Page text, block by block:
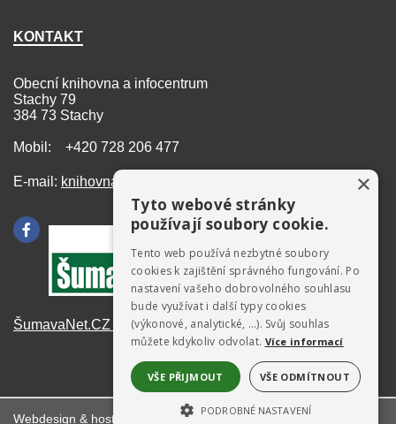
KONTAKT
Obecní knihovna a infocentrum
Stachy 79
384 73 Stachy
Mobil: +420 728 206 477
E-mail: knihovna@stachy.net
ŠumavaNet.CZ - informace o regionu
Webdesign & hosting: ŠumavaNet.CZ
×
Tyto webové stránky
používají soubory cookie.
Tento web používá nezbytné soubory
cookies k zajištění správného fungování. Po
nastavení vašeho dobrovolného souhlasu
bude využívat i další typy cookies
(výkonové, analytické, …). Svůj souhlas
můžete kdykoliv odvolat. Více informací
VŠE PŘIJMOUT VŠE ODMÍTNOUT
PODROBNÉ NASTAVENÍ